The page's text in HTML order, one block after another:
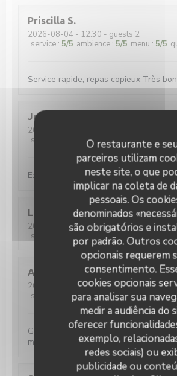
O restaurante e
parceiros utilizam
neste site, o que
implicar na coleta de
pessoais. Os
denominados
são obrigatórios e
por padrão. Outros
opcionais requerem
consentimento.
cookies opcionais
para analisar sua
medir a audiência do
oferecer
exemplo,
redes sociais) ou
publicidade ou
Priscilla S
2026-08-04 - 12:30 - guests 2
service : 5/5 ambience : 5/5 menu : 5/5
Service rapide, repas copieux Très bon
Jean-Luc
2026-07-30
service
ambience: 5/5 menu: 5 /5
Excellent burger 🍔
Luis
2026-07-31- 21:00 - guests 4
service
ambience:4 /5 menu
Andreas
2026-07-29
- 19:00 - guests 4
service
/5 ambience:5/5 menu:5/5
Gutes Bier, gutes Essen, gute Musik -
mehr?